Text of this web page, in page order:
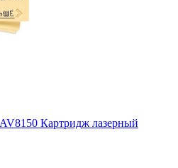
Картридж лазерный